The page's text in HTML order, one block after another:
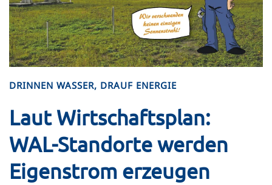
DRINNEN WASSER, DRAUF ENERGIE
Laut Wirtschaftsplan:
WAL-Standorte werden
Eigenstrom erzeugen